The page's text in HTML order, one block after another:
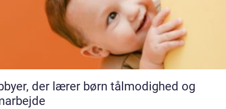
der lærer børn tålmodighed og